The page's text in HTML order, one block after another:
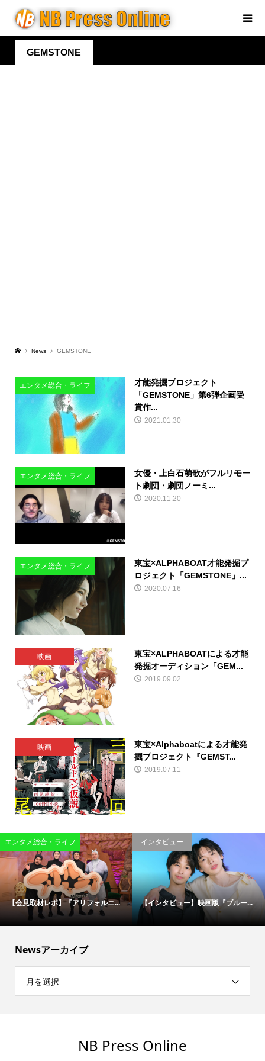
GEMSTONE
News GEMSTONE
エンタメ総合・ライフ
才能発掘プロジェクト
「GEMSTONE」第6弾企画受
賞作...
2021.01.30
エンタメ総合・ライフ
女優・上白石萌歌がフルリモー
ト劇団・劇団ノーミ...
2020.11.20
エンタメ総合・ライフ
東宝×ALPHABOAT才能発掘プ
ロジェクト「GEMSTONE」...
2020.07.16
映画
東宝×ALPHABOATによる才能
発掘オーディション「GEM...
2019.09.02
映画
東宝×Alphaboatによる才能発
掘プロジェクト『GEMST...
2019.07.11
エンタメ総合・ライフ
【会見取材レポ】『アリフォルニ...
インタビュー
【インタビュー】映画版『ブルー...
Newsアーカイブ
月を選択
NB Press Online